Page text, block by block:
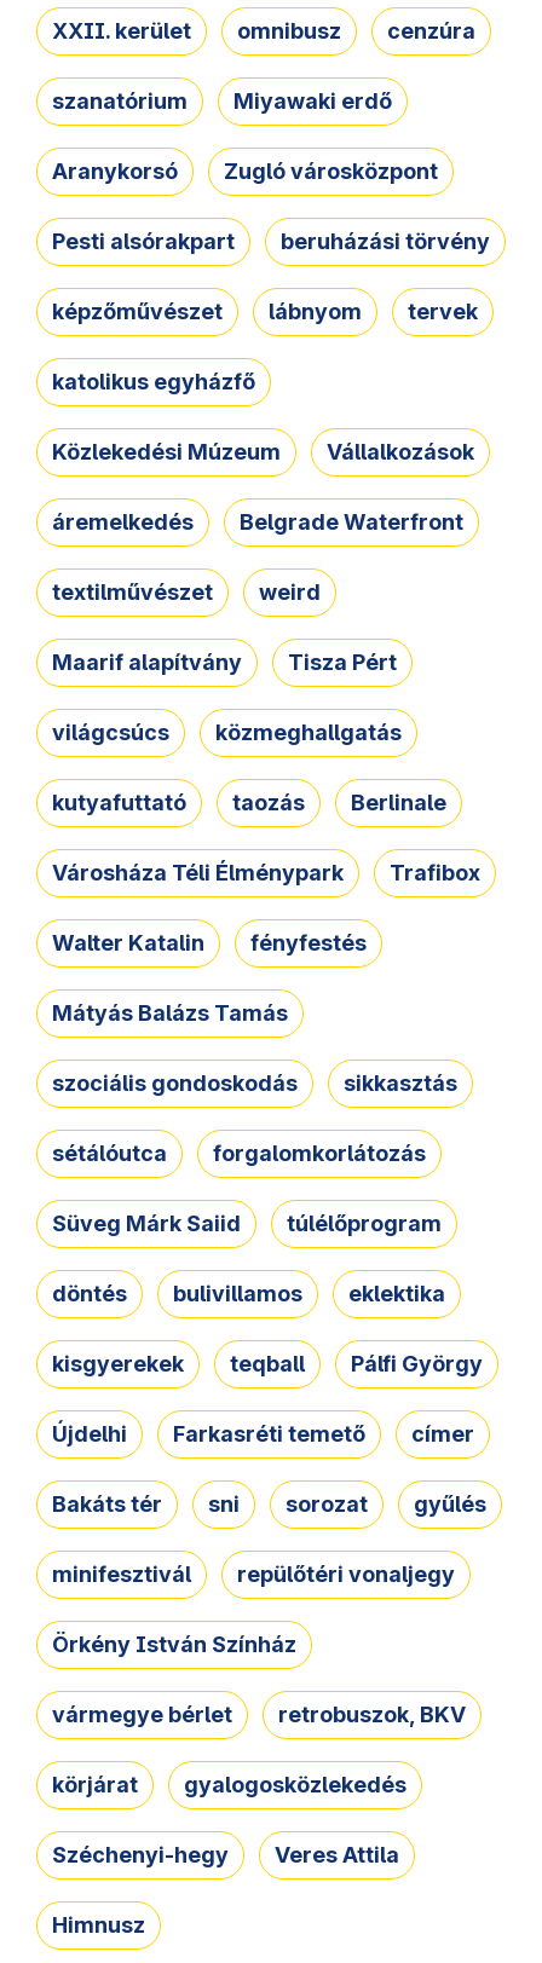
XXII. kerület omnibusz cenzúra
szanatórium Miyawaki erdő
Aranykorsó Zugló városközpont
Pesti alsórakpart beruházási törvény
képzőművészet lábnyom tervek
katolikus egyházfő
Közlekedési Múzeum Vállalkozások
áremelkedés Belgrade Waterfront
textilművészet weird
Maarif alapítvány Tisza Pért
világcsúcs közmeghallgatás
kutyafuttató taozás Berlinale
Városháza Téli Élménypark Trafibox
Walter Katalin fényfestés
Mátyás Balázs Tamás
szociális gondoskodás sikkasztás
sétálóutca forgalomkorlátozás
Süveg Márk Saiid túlélőprogram
döntés bulivillamos eklektika
kisgyerekek teqball Pálfi György
Újdelhi Farkasréti temető címer
Bakáts tér sni sorozat gyűlés
minifesztivál repülőtéri vonaljegy
Örkény István Színház
vármegye bérlet retrobuszok, BKV
körjárat gyalogosközlekedés
Széchenyi-hegy Veres Attila
Himnusz